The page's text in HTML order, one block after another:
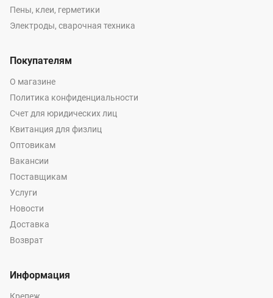
Пены, клеи, герметики
Электроды, сварочная техника
Покупателям
О магазине
Политика конфиденциальности
Счет для юридических лиц
Квитанция для физлиц
Оптовикам
Вакансии
Поставщикам
Услуги
Новости
Доставка
Возврат
Информация